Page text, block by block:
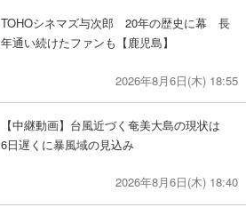
TOHOシネマズ与次郎 20年の歴史に幕 長
年通い続けたファンも【鹿児島】
2026年8月6日(木) 18:55
【中継動画】台風近づく奄美大島の現状は
6日遅くに暴風域の見込み
2026年8月6日(木) 18:40